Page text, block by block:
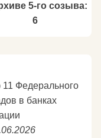
5-го созыва:
6
Федерального
в банках